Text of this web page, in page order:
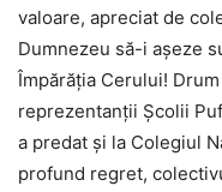
valoare, apreciat de
Dumnezeu să-i așeze
Împărăția Cerului!
reprezentanții Școlii
a predat și la Colegiul
profund regret,